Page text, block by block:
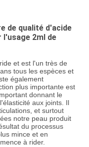
de qualité d'acide
l'usage 2ml de
et est l'un très de
tous les espèces et
également
plus importante est
donnant le
aux joints. Il
et surtout
notre peau produit
du processus
mince et en
à rider.